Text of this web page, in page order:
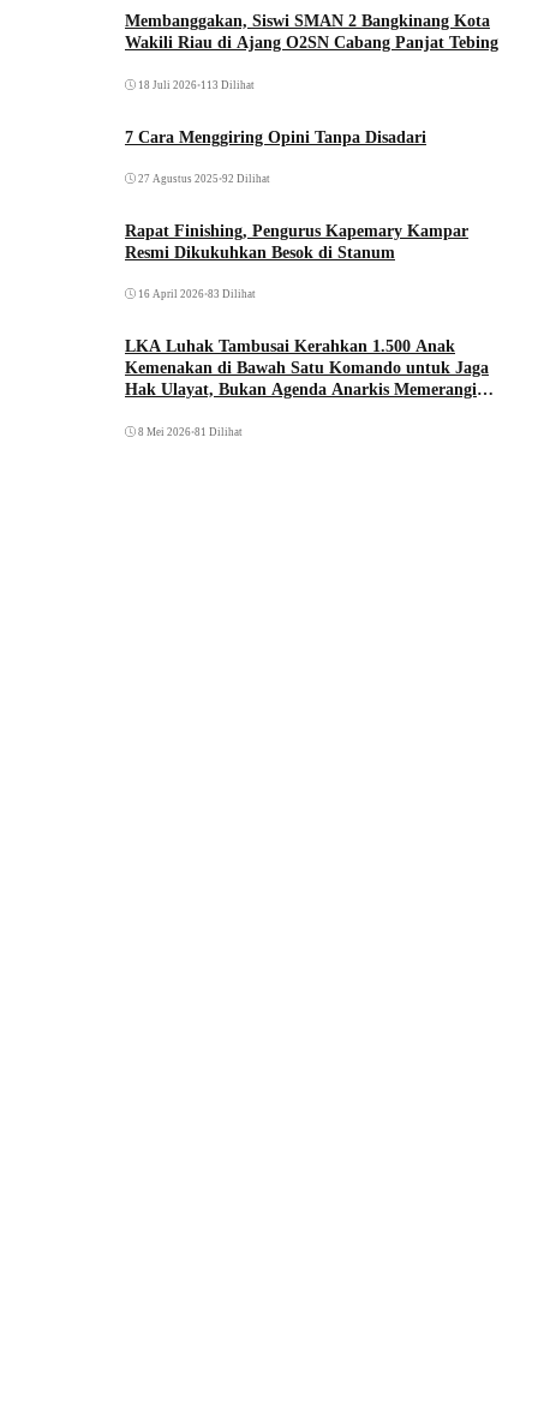
Membanggakan, Siswi SMAN 2 Bangkinang Kota
Wakili Riau di Ajang O2SN Cabang Panjat Tebing
18 Juli 2026•113 Dilihat
7 Cara Menggiring Opini Tanpa Disadari
27 Agustus 2025 •92 Dilihat
Rapat Finishing, Pengurus Kapemary Kampar
Resmi Dikukuhkan Besok di Stanum
16 April 2026•83 Dilihat
LKA Luhak Tambusai Kerahkan 1.500 Anak
Kemenakan di Bawah Satu Komando untuk Jaga
Hak Ulayat, Bukan Agenda Anarkis Memerangi
8 Mei 2026•81 Dilihat